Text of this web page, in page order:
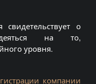
о
на то,
уровня.
компании